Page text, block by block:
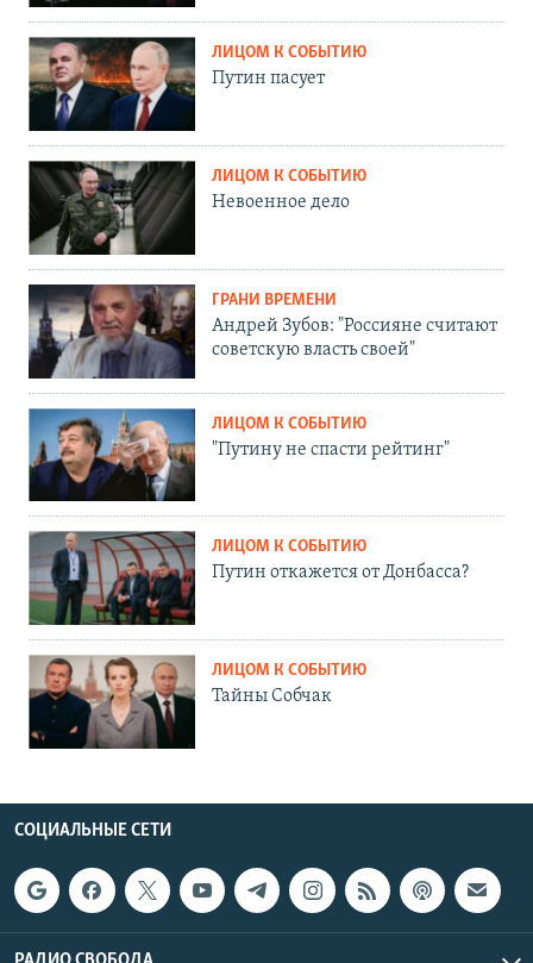
ЛИЦОМ К СОБЫТИЮ
Путин пасует
ЛИЦОМ К СОБЫТИЮ
Невоенное дело
ГРАНИ ВРЕМЕНИ
Андрей Зубов: "Россияне считают
советскую власть своей"
ЛИЦОМ К СОБЫТИЮ
"Путину не спасти рейтинг"
ЛИЦОМ К СОБЫТИЮ
Путин откажется от Донбасса?
ЛИЦОМ К СОБЫТИЮ
Тайны Собчак
СОЦИАЛЬНЫЕ СЕТИ